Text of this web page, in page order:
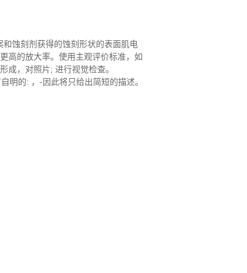
蚀刻剂获得的蚀刻形状的表面肌电
高的放大率。使用主观评价标准，如
成，对照片; 进行视觉检查。
明的: ，-因此将只给出简短的描述。